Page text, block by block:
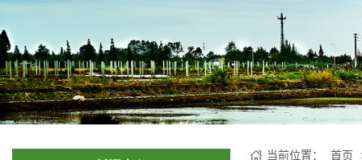
当前位置： 首页